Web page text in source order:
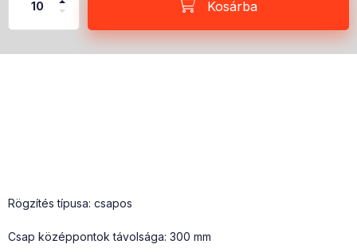
Kosárba
Rögzítés típusa: csapos
Csap középpontok távolsága: 300 mm